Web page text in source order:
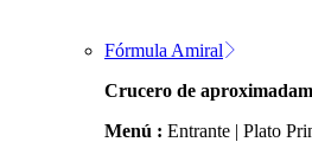
Fórmula Amiral
Crucero de
Menú : Entrante | Plato